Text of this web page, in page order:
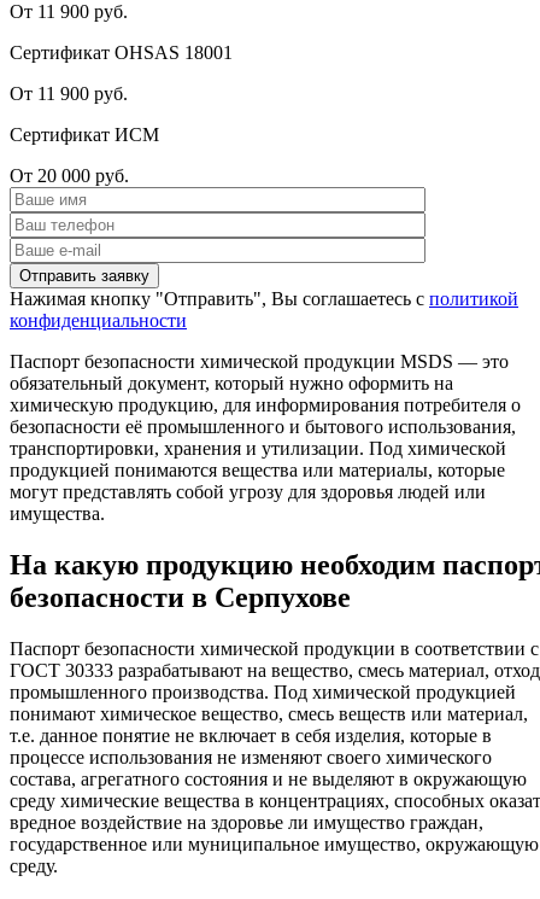
От 11 900 руб.
Сертификат OHSAS 18001
От 11 900 руб.
Сертификат ИСМ
От 20 000 руб.
Нажимая кнопку "Отправить", Вы соглашаетесь с политикой
конфиденциальности
Паспорт безопасности химической продукции MSDS — это
обязательный документ, который нужно оформить на
химическую продукцию, для информирования потребителя о
безопасности её промышленного и бытового использования,
транспортировки, хранения и утилизации. Под химической
продукцией понимаются вещества или материалы, которые
могут представлять собой угрозу для здоровья людей или
имущества.
На какую продукцию необходим
безопасности в Серпухове
Паспорт безопасности химической продукции в соответствии с
ГОСТ 30333 разрабатывают на вещество, смесь материал, отход
промышленного производства. Под химической продукцией
понимают химическое вещество, смесь веществ или материал,
т.е. данное понятие не включает в себя изделия, которые в
процессе использования не изменяют своего химического
состава, агрегатного состояния и не выделяют в окружающую
среду химические вещества в концентрациях, способных
вредное воздействие на здоровье ли имущество граждан,
государственное или муниципальное имущество, окружающую
среду.